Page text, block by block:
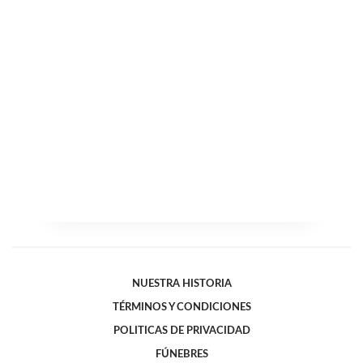
NUESTRA HISTORIA
TÉRMINOS Y CONDICIONES
POLITICAS DE PRIVACIDAD
FÚNEBRES